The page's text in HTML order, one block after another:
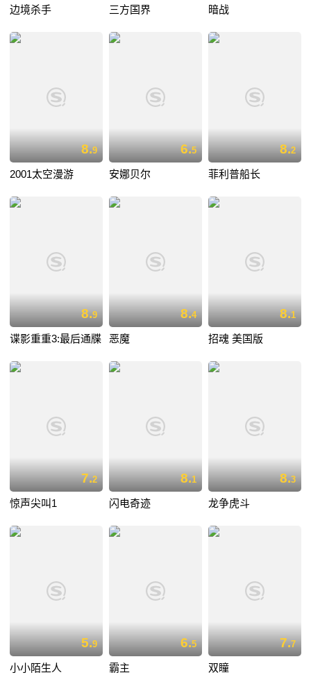
边境杀手 三方国界 暗战
8.9
2001太空漫游
6.5
安娜贝尔
8.2
菲利普船长
8.9
谍影重重3:最后通牒
8.4
恶魔
8.1
招魂 美国版
7.2
惊声尖叫1
8.1
闪电奇迹
8.3
龙争虎斗
5.9
小小陌生人
6.5
霸主
7.7
双瞳